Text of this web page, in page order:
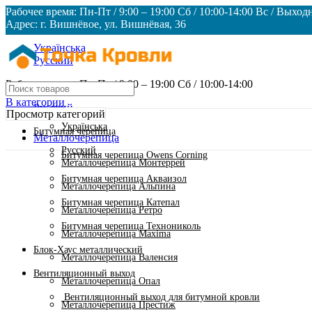
Рабочее время: Пн-Пт / 9:00 – 19:00 Сб / 10:00-14:00 Вс /
Адрес: г. Вишнёвое, ул. Вишнёвая, 36
Українська
Русский
Рабочее время: Пн-Пт / 9:00 – 19:00 Сб / 10:00-14:00
Русский
Українська
Русский
В категории
Битумная черепица
Битумная черепица Owens Corning
Битумная черепица Акваизол
Битумная черепица Катепал
Битумная черепица Технониколь
Блок-Хаус металлический
Вентиляционный выход
Вентиляционный выход для битумной кровли
Просмотр категорий
Металлочерепица
Металлочерепица Монтеррей
Металлочерепица Альпина
Металлочерепица Ретро
Металлочерепица Maxima
Металлочерепица Валенсия
Металлочерепица Опал
Металлочерепица Престиж